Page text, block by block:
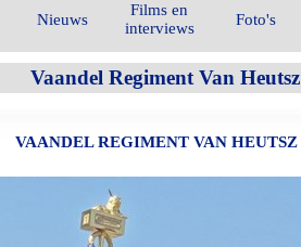
Nieuws
Films en
interviews
Foto's
Vaandel Regiment Van Heutsz
VAANDEL REGIMENT VAN HEUTSZ